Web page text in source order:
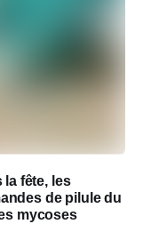
la fête, les
de pilule du
mycoses